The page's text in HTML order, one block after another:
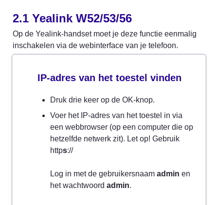
2.1 Yealink W52/53/56
Op de Yealink-handset moet je deze functie eenmalig
inschakelen via de webinterface van je telefoon.
IP-adres van het toestel vinden
Druk drie keer op de OK-knop.
Voer het IP-adres van het toestel in via
een webbrowser (op een computer die op
hetzelfde netwerk zit). Let op! Gebruik
https://
Log in met de gebruikersnaam admin en
het wachtwoord admin